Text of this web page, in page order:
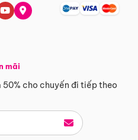
mãi
cho chuyến đi tiếp theo